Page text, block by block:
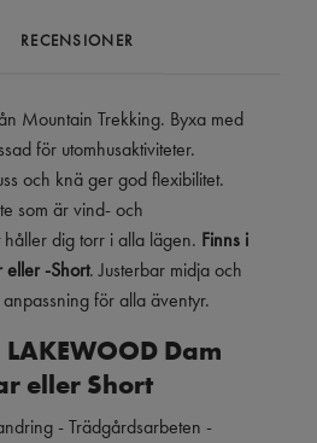
RECENSIONER
Mountain Trekking. Byxa med
för utomhusaktiviteter.
och knä ger god flexibilitet.
som är vind- och
dig torr i alla lägen. Finns i
eller -Short. Justerbar midja och
för alla äventyr.
Dam
eller Short
- Trädgårdsarbeten -